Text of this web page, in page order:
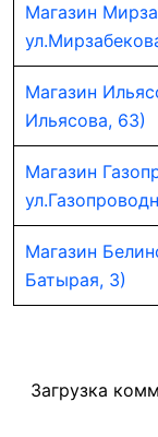
Магазин
Магазин
Ильясова, 63)
Магазин
Магазин
Батырая, 3)
Загрузка